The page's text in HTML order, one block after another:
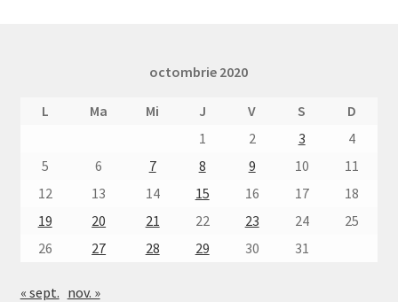
octombrie 2020
L Ma Mi J V S
D
1
2 3
4
5
6 7 8 9 10
11
12
13 14 15 16 17
18
19
20 21 22 23 24
25
26
27 28 29 30 31
« sept. nov. »